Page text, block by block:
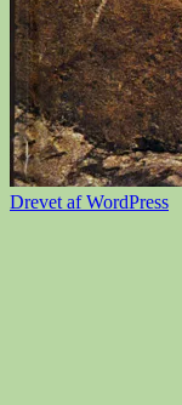
Drevet af WordPress